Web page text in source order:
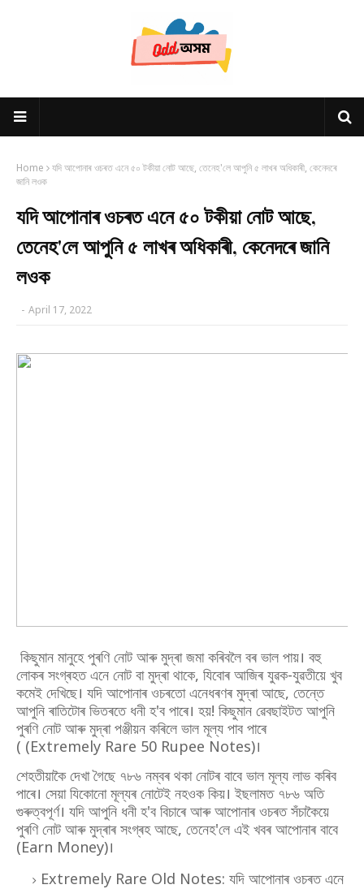
Home
যদি আপোনাৰ ওচৰত এনে ৫০ টকীয়া নোট আছে, তেনেহ'লে আপুনি ৫ লাখৰ অধিকাৰী, কেনেদৰে
জানি লওক
যদি আপোনাৰ ওচৰত এনে ৫০ টকীয়া নোট আছে,
তেনেহ'লে আপুনি ৫ লাখৰ অধিকাৰী, কেনেদৰে জানি
লওক
- April 17, 2022
কিছুমান মানুহে পুৰণি নোট আৰু মুদ্ৰা জমা কৰিবলৈ বৰ ভাল পায়। বহু
লোকৰ সংগ্ৰহত এনে নোট বা মুদ্ৰা থাকে, যিবোৰ আজিৰ যুৱক-যুৱতীয়ে খুব
কমেই দেখিছে। যদি আপোনাৰ ওচৰতো এনেধৰণৰ মুদ্ৰা আছে, তেন্তে
আপুনি ৰাতিটোৰ ভিতৰতে ধনী হ'ব পাৰে। হয়! কিছুমান ৱেবছাইটত আপুনি
পুৰণি নোট আৰু মুদ্ৰা পঞ্জীয়ন কৰিলে ভাল মূল্য পাব পাৰে
( (Extremely Rare 50 Rupee Notes)।
শেহতীয়াকৈ দেখা গৈছে ৭৮৬ নম্বৰ থকা নোটৰ বাবে ভাল মূল্য লাভ কৰিব
পাৰে। সেয়া যিকোনো মূল্যৰ নোটেই নহওক কিয়। ইছলামত ৭৮৬ অতি
গুৰুত্বপূৰ্ণ। যদি আপুনি ধনী হ'ব বিচাৰে আৰু আপোনাৰ ওচৰত সঁচাকৈয়ে
পুৰণি নোট আৰু মুদ্ৰাৰ সংগ্ৰহ আছে, তেনেহ'লে এই খবৰ আপোনাৰ বাবে
(Earn Money)।
Extremely Rare Old Notes: যদি আপোনাৰ ওচৰত এনে